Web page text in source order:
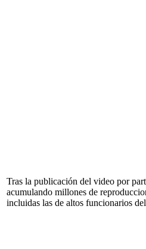
Tras la publicación del video por
acumulando millones de
incluidas las de altos funcionarios